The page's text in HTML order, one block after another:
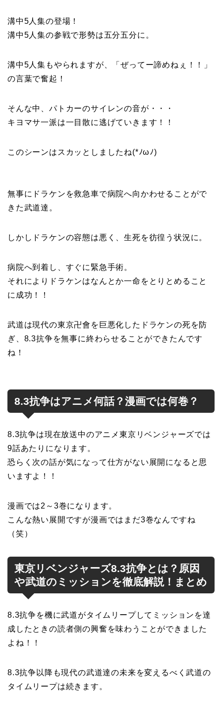
溝中5人集の登場！
溝中5人集の参戦で形勢は五分五分に。
溝中5人集もやられますが、「ぜってー諦めねぇ！！」
の言葉で奮起！
そんな中、パトカーのサイレンの音が・・・
キヨマサ一派は一目散に逃げていきます！！
このシーンはスカッとしましたね(*ﾉωﾉ)
無事にドラケンを救急車で病院へ向かわせることがで
きた武道達。
しかしドラケンの容態は悪く、生死を彷徨う状況に。
病院へ到着し、すぐに緊急手術。
それによりドラケンはなんとか一命をとりとめること
に成功！！
武道は現代の東京卍會を巨悪化したドラケンの死を防
ぎ、8.3抗争を無事に終わらせることができたんです
ね！
8.3抗争はアニメ何話？漫画では何巻？
8.3抗争は現在放送中のアニメ東京リベンジャーズでは
9話あたりになります。
恐らく次の話が気になって仕方がない展開になると思
いますよ！！
漫画では2～3巻になります。
こんな熱い展開ですが漫画ではまだ3巻なんですね
（笑）
東京リベンジャーズ8.3抗争とは？原因
や武道のミッションを徹底解説！まとめ
8.3抗争を機に武道がタイムリープしてミッションを達
成したときの読者側の興奮を味わうことができました
よね！！
8.3抗争以降も現代の武道達の未来を変えるべく武道の
タイムリープは続きます。